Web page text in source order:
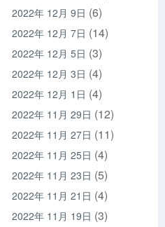
2022年 12月 9日 (6)
2022年 12月 7日 (14)
2022年 12月 5日 (3)
2022年 12月 3日 (4)
2022年 12月 1日 (4)
2022年 11月 29日 (12)
2022年 11月 27日 (11)
2022年 11月 25日 (4)
2022年 11月 23日 (5)
2022年 11月 21日 (4)
2022年 11月 19日 (3)